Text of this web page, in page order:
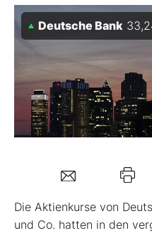
BO-Musterdepots
Experten
Mein B:O
Mein Konto
Folgen Sie uns
Kontakt
Deutsche Bank
Die Aktienkurse von
und Co. hatten in den